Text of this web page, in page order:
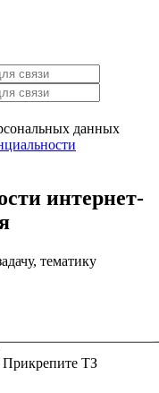
данных
интернет-
тематику
Прикрепите ТЗ